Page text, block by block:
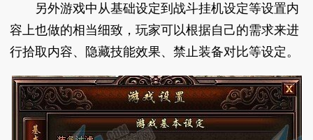
另外游戏中从基础设定到战斗挂机设定等设置内
容上也做的相当细致，玩家可以根据自己的需求来进
行拾取内容、隐藏技能效果、禁止装备对比等设定。